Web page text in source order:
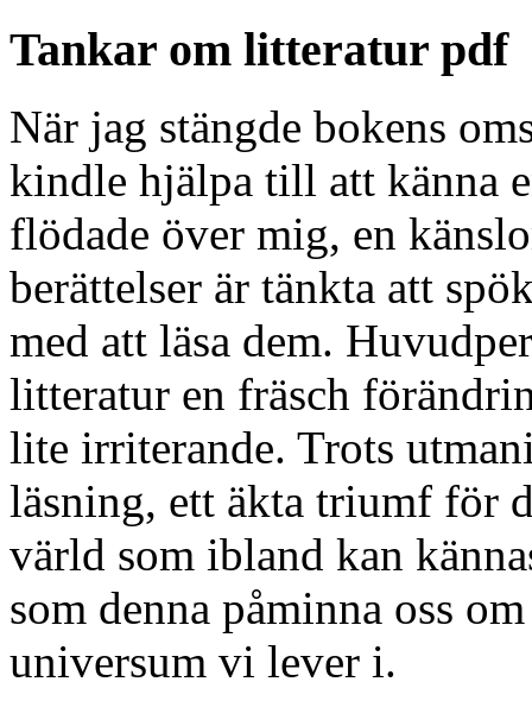
Tankar om litteratur pdf
När jag stängde bokens
kindle hjälpa till att känna
flödade över mig, en
berättelser är tänkta att
med att läsa dem.
litteratur en fräsch
lite irriterande. Trots
läsning, ett äkta triumf för
värld som ibland kan
som denna påminna oss
universum vi lever i.